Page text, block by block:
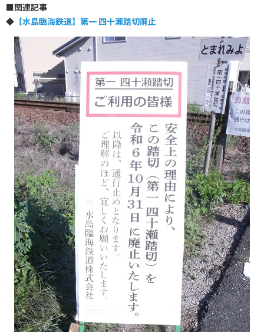
■関連記事
◆ 【水島臨海鉄道】第一 四十瀬踏切廃止